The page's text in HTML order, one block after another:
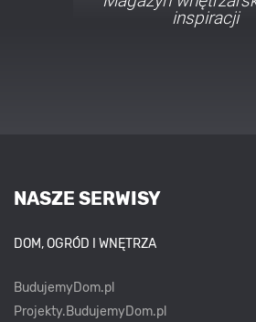
najmodniejszych
NASZE SERWISY
DOM, OGRÓD I WNĘTRZA
BudujemyDom.pl
Projekty.BudujemyDom.pl